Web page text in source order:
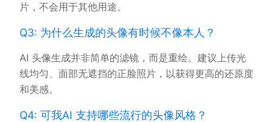
片，不会用于其他用途。
Q3: 为什么生成的头像有时候不像本人？
AI 头像生成并非简单的滤镜，而是重绘。建议上传光
线均匀、面部无遮挡的正脸照片，以获得更高的还原度
和美感。
Q4: 可我AI 支持哪些流行的头像风格？